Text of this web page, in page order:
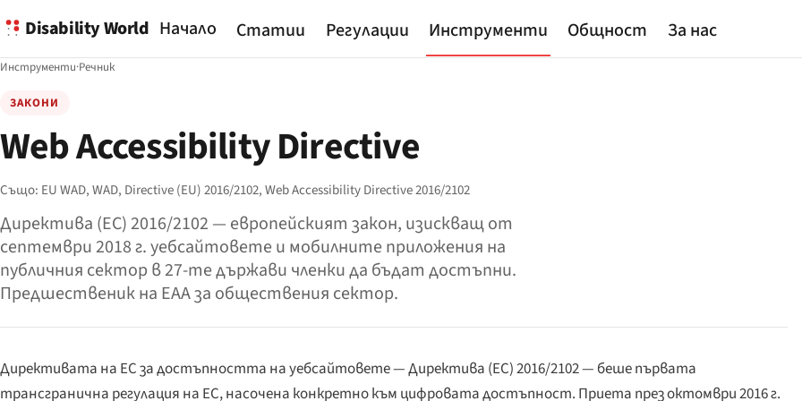
Disability World Начало Статии Регулации Инструменти Общност За нас
Инструменти·Речник
ЗАКОНИ
Web Accessibility Directive
Също: EU WAD,WAD, Directive (EU) 2016/2102,Web Accessibility Directive 2016/2102
Директива (ЕС) 2016/2102 — европейският закон, изискващ от
септември 2018 г. уебсайтовете и мобилните приложения на
публичния сектор в 27-те държави членки да бъдат достъпни.
Предшественик на EAA за обществения сектор.
Директивата на ЕС за достъпността на уебсайтовете — Директива (ЕС) 2016/2102 — беше първата
трансгранична регулация на ЕС, насочена конкретно към цифровата достъпност. Приета през октомври 2016 г.